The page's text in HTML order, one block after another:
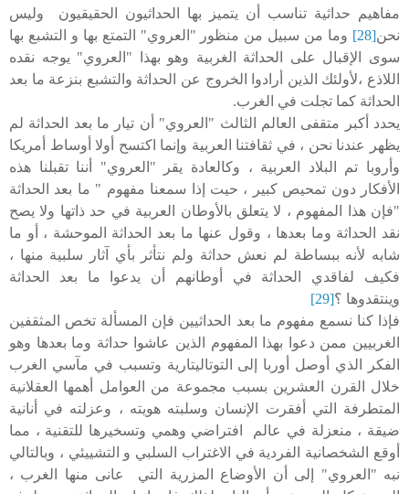
مفاهيم حداثية تناسب أن يتميز بها الحداثيون الحقيقيون وليس
نحن[28] وما من سبيل من منظور "العروي" التمتع بها و التشبع بها
سوى الإقبال على الحداثة الغربية وهو بهذا "العروي" يوجه نقده
اللاذع ،لأولئك الذين أرادوا الخروج عن الحداثة والتشبع بنزعة ما بعد
الحداثة كما تجلت في الغرب.
يحدد أكبر متقفى العالم الثالث "العروي" أن تيار ما بعد الحداثة لم
يظهر عندنا نحن ، في ثقافتنا العربية وإنما اكتسح أولا أوساط أمريكا
وأروبا تم البلاد العربية ، وكالعادة يقر "العروي" أننا تقبلنا هذه
الأفكار دون تمحيص كبير ، حيت إذا سمعنا مفهوم " ما بعد الحداثة
"فإن هذا المفهوم ، لا يتعلق بالأوطان العربية في حد ذاتها ولا يصح
نقد الحداثة وما بعدها ، وقول عنها ما بعد الحداثة الموحشة ، أو ما
شابه لأنه ببساطة لم نعش حداثة ولم نتأثر بأي آثار سلبية منها ،
فكيف لفاقدي الحداثة في أوطانهم أن يدعوا ما بعد الحداثة
وينتقدوها ؟[29]
فإذا كنا نسمع مفهوم ما بعد الحداثيين فإن المسألة تخص المثقفين
الغربيين ممن دعوا بهذا المفهوم الذين عاشوا حداثة وما بعدها وهو
الفكر الذي أوصل أوربا إلى التوتاليتارية وتسبب في مآسي الغرب
خلال القرن العشرين بسبب مجموعة من العوامل أهمها العقلانية
المتطرفة التي أفقرت الإنسان وسلبته هويته ، وعزلته في أنانية
ضيقة ، منعزلة في عالم افتراضي وهمي وتسخيرها للتقنية ، مما
أوقع الشخصانية الفردية في الاغتراب السلبي و التشييئي ، وبالتالي
نبه "العروي" إلى أن الأوضاع المزرية التي عانى منها الغرب ،